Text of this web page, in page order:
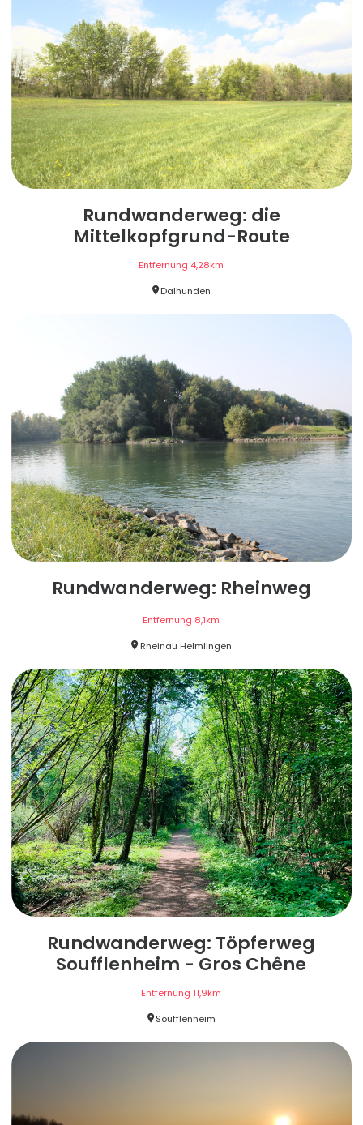
Rundwanderweg: die
Mittelkopfgrund-Route
Entfernung 4,28km
Dalhunden
Rundwanderweg: Rheinweg
Entfernung 8,1km
Rheinau Helmlingen
Rundwanderweg: Töpferweg
Soufflenheim - Gros Chêne
Entfernung 11,9km
Soufflenheim